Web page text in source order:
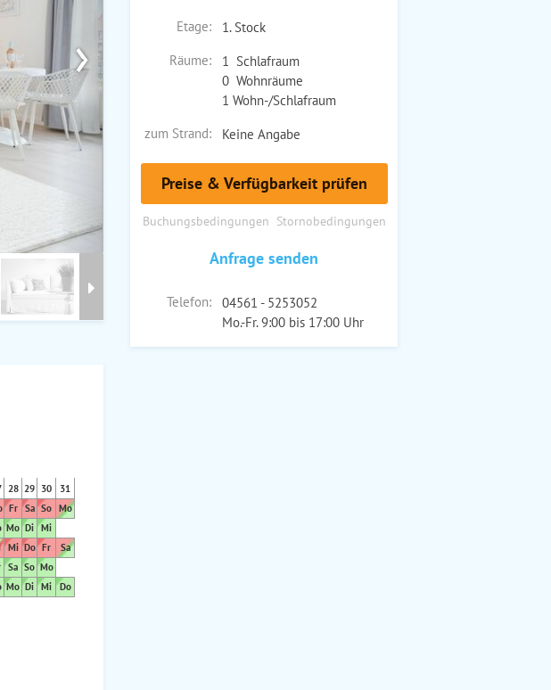
›
Etage:
1. Stock
Räume:
1 Schlafraum
0 Wohnräume
1 Wohn-/Schlafraum
zum Strand:
Keine Angabe
Preise & Verfügbarkeit prüfen
Buchungsbedingungen Stornobedingungen
Anfrage senden
Telefon:
04561 - 5253052
Mo.-Fr. 9:00 bis 17:00 Uhr
28 29 30
31
Fr Sa So Mo
Mo Di Mi
Mi Do Fr
Sa
Sa So Mo
Mo Di Mi Do